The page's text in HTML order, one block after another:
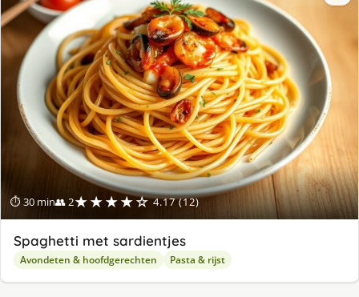
⏱ 30 min👥 2★★★★☆ 4.17 (12)
Spaghetti met sardientjes
Avondeten & hoofdgerechten Pasta & rijst